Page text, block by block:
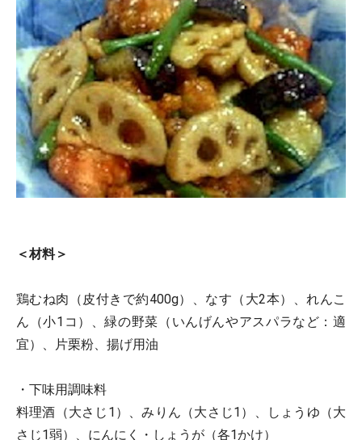
＜材料＞
鶏むね肉（皮付きで約400g）、なす（大2本）、れんこ
ん（小1コ）、緑の野菜（いんげんやアスパラなど：適
宜）、片栗粉、揚げ用油
・下味用調味料
料理酒（大さじ1）、みりん（大さじ1）、しょうゆ（大
さじ1弱）、にんにく・しょうが（各1かけ）